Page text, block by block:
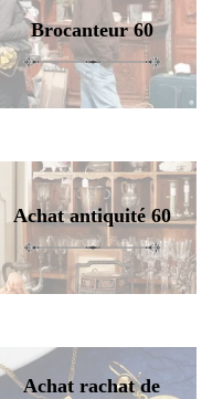
Brocanteur 60
Achat antiquité 60
Achat rachat de